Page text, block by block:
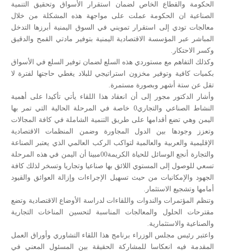
الحكومة والقطاع الخاص لضمان استقرار الأسواق وتحقيق التنمية
الصناعية ان الحكومة عملت على مواجهة هذه المشكلة من خلال
معالجات تودي إلى استقرار تمويني في السوق اليمنية أبرزها التدخل
المباشر عبر المؤسسة الاقتصادية اليمنية بتوفير مادتي القمح والدقيق
وكسر الاحتكار.
وكذلك التفاهم مع مستوردي هذه السلع لضمان توفير السلع في الأسواق
بكميات كافية وتوفير مخزون استراتيجي للبلاد يغطي حاجتها لفترة لا
تقل عن ستة أشهر وبصورة مستمرة.
وأشار الدكتور مجور إلى أن انعقاد هذا اللقاء يأتي تأكيدا على أهمية
النشاط الصناعي والتجاري0 خاصة في المرحلة الحالية التي تمر بها
اليمن وهي تضع أقدامها على طريق التنمية الشاملة في كافة المجالات
وتعزز وجودها بين الدول المجاورة وضمن المنظمات الاقتصادية
الإقليمية والعربية والعالمية لتواكب الركب العالمي الذي يعتبر الصناعة
والتجارة أنجع الوسائل للحياة الكريمة00مبينا أن اليمن في هذه المرحلة
تسعي للوصول إلى المستوي اللائق بها صناعيا وتجاريا وتسخر لذلك كافة
الجهود والإمكانيات من حيث تسهيل الإجراءات وإزالة العوائق والقيود
أمامها وتشجيع الاستثمار.
وتنظم المؤتمرات والندوات واللقاءات لدراسة الأوضاع الاقتصادية وتضع
مقترحات الحلول والمعالجات المناسبة لتحسين المناخات التجارية
والصناعية والاستثمارية.
واعتبر رئيس مجلس الوزراء برنامج هذا اللقاء التشاوري وأوراق العمل
المقدمة فيه انعكاسا للمشاركة الحقيقة بين المسئول المعني في